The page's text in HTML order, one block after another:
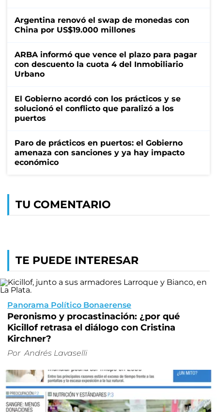
Argentina renovó el swap de monedas con
China por US$19.000 millones
ARBA informó que vence el plazo para pagar
con descuento la cuota 4 del Inmobiliario
Urbano
El Gobierno acordó con los prácticos y se
solucionó el conflicto que paralizó a los
puertos
Paro de prácticos en puertos: el Gobierno
amenaza con sanciones y ya hay impacto
económico
TU COMENTARIO
TE PUEDE INTERESAR
Panorama Político Bonaerense
Peronismo y procastinación: ¿por qué
Kicillof retrasa el diálogo con Cristina
Kirchner?
Por Andrés Lavaselli